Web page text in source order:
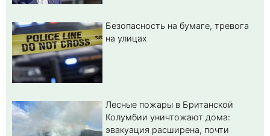
Безопасность на бумаге, тревога
на улицах
Лесные пожары в Британской
Колумбии уничтожают дома:
эвакуация расширена, почти